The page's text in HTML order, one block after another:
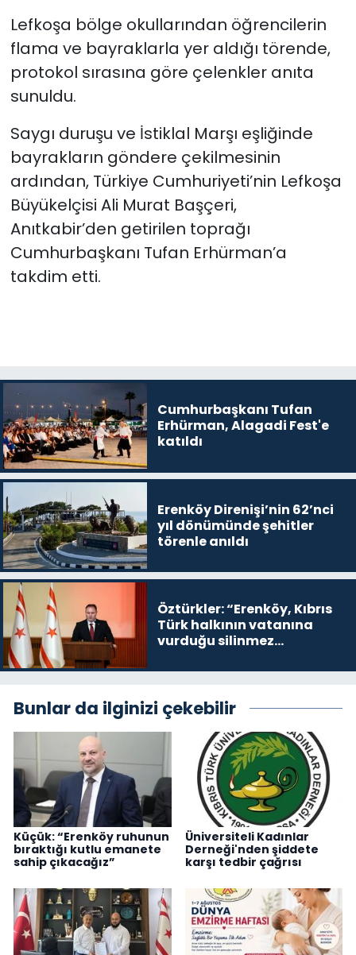
Lefkoşa bölge okullarından öğrencilerin
flama ve bayraklarla yer aldığı törende,
protokol sırasına göre çelenkler anıta
sunuldu.
Saygı duruşu ve İstiklal Marşı eşliğinde
bayrakların göndere çekilmesinin
ardından, Türkiye Cumhuriyeti’nin Lefkoşa
Büyükelçisi Ali Murat Başçeri,
Anıtkabir’den getirilen toprağı
Cumhurbaşkanı Tufan Erhürman’a
takdim etti.
Cumhurbaşkanı Tufan
Erhürman, Alagadi Fest'e
katıldı
Erenköy Direnişi’nin 62’nci
yıl dönümünde şehitler
törenle anıldı
Öztürkler: “Erenköy, Kıbrıs
Türk halkının vatanına
vurduğu silinmez
Bunlar da ilginizi çekebilir
Küçük: “Erenköy ruhunun
bıraktığı kutlu emanete
sahip çıkacağız”
Üniversiteli Kadınlar
Derneği'nden şiddete
karşı tedbir çağrısı